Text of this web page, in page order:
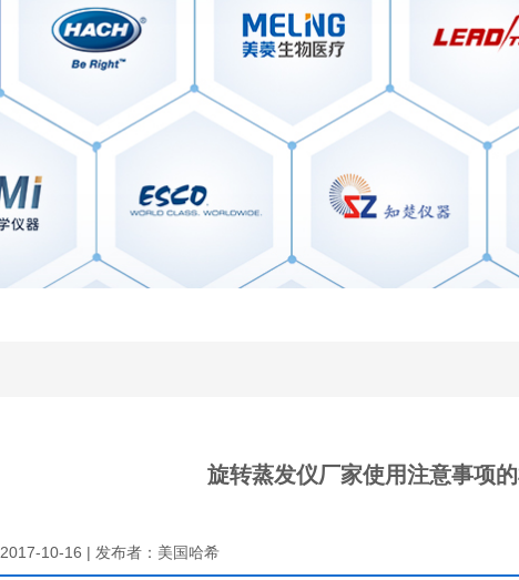
旋转蒸发仪厂家使用注意事项
2017-10-16 | 发布者：美国哈希